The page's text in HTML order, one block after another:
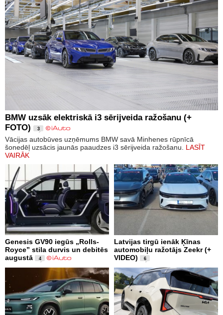
BMW uzsāk elektriskā i3 sērijveida ražošanu (+
FOTO)
3
Vācijas autobūves uzņēmums BMW savā Minhenes rūpnīcā
šonedēļ uzsācis jaunās paaudzes i3 sērijveida ražošanu. LASĪT
VAIRĀK
Genesis GV90 iegūs „Rolls-
Royce” stila durvis un debitēs
augustā
4
Latvijas tirgū ienāk Ķīnas
automobiļu ražotājs Zeekr (+
VIDEO)
6